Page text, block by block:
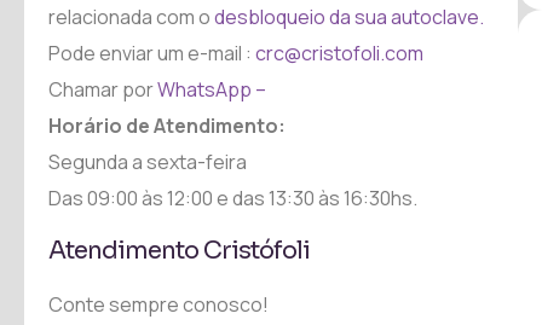
relacionada com odesbloqueio da sua autoclave.
Pode enviar um e-mail : crc@cristofoli.com
Chamar porWhatsApp –
Horário de Atendimento:
Segunda a sexta-feira
Das 09:00 às 12:00 e das 13:30 às 16:30hs.
Atendimento Cristófoli
Conte sempre conosco!